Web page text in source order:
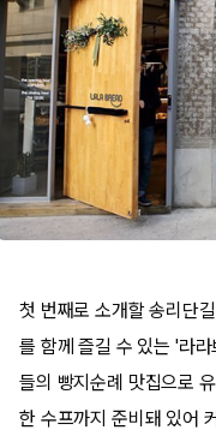
첫 번째로 소개할 송리단
를 함께 즐길 수 있는 '라
들의 빵지순례 맛집으로
한 수프까지 준비돼 있어